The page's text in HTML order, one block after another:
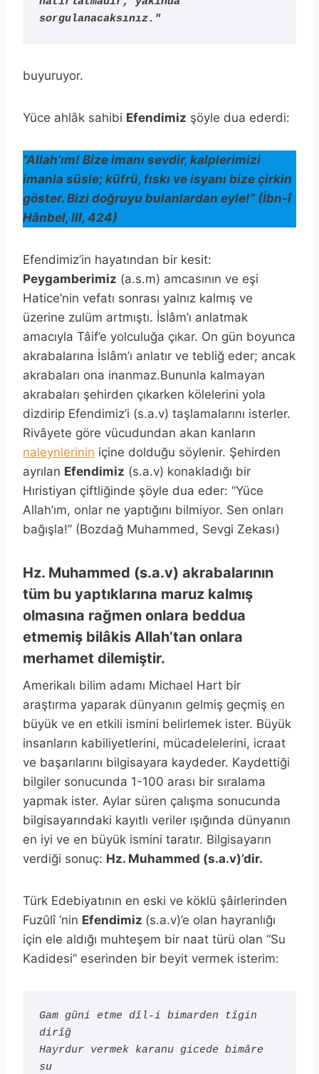
sorgulanacaksınız."
buyuruyor.
Yüce ahlâk sahibi Efendimiz şöyle dua ederdi:
“Allah’ım! Bize imanı sevdir, kalplerimizi
imanla süsle; küfrü, fıskı ve isyanı bize çirkin
göster. Bizi doğruyu bulanlardan eyle!” (İbn-î
Hânbel, III, 424)
Efendimiz’in hayatından bir kesit:
Peygamberimiz (a.s.m) amcasının ve eşi
Hatice’nin vefatı sonrası yalnız kalmış ve
üzerine zulüm artmıştı. İslâm’ı anlatmak
amacıyla Tâif’e yolculuğa çıkar. On gün boyunca
akrabalarına İslâm’ı anlatır ve tebliğ eder; ancak
akrabaları ona inanmaz.Bununla kalmayan
akrabaları şehirden çıkarken kölelerini yola
dizdirip Efendimiz’i (s.a.v) taşlamalarını isterler.
Rivâyete göre vücudundan akan kanların
naleynlerinin içine dolduğu söylenir. Şehirden
ayrılan Efendimiz (s.a.v) konakladığı bir
Hıristiyan çiftliğinde şöyle dua eder: “Yüce
Allah’ım, onlar ne yaptığını bilmiyor. Sen onları
bağışla!” (Bozdağ Muhammed, Sevgi Zekası)
Hz. Muhammed (s.a.v) akrabalarının
tüm bu yaptıklarına maruz kalmış
olmasına rağmen onlara beddua
etmemiş bilâkis Allah’tan onlara
merhamet dilemiştir.
Amerikalı bilim adamı Michael Hart bir
araştırma yaparak dünyanın gelmiş geçmiş en
büyük ve en etkili ismini belirlemek ister. Büyük
insanların kabiliyetlerini, mücadelelerini, icraat
ve başarılarını bilgisayara kaydeder. Kaydettiği
bilgiler sonucunda 1-100 arası bir sıralama
yapmak ister. Aylar süren çalışma sonucunda
bilgisayarındaki kayıtlı veriler ışığında dünyanın
en iyi ve en büyük ismini taratır. Bilgisayarın
verdiği sonuç: Hz. Muhammed (s.a.v)’dir.
Türk Edebiyatının en eski ve köklü şâirlerinden
Fuzûlî ‘nin Efendimiz (s.a.v)’e olan hayranlığı
için ele aldığı muhteşem bir naat türü olan “Su
Kadidesi” eserinden bir beyit vermek isterim:
Gam güni etme dîl-i bimarden tîgin
dirîğ
Hayrdur vermek karanu gicede bimâre
su